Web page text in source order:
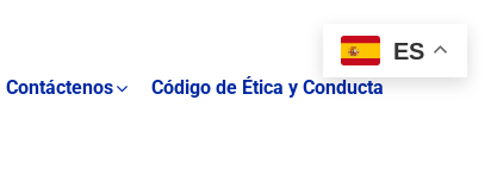
Contáctenos Código de Ética y Conducta
ES